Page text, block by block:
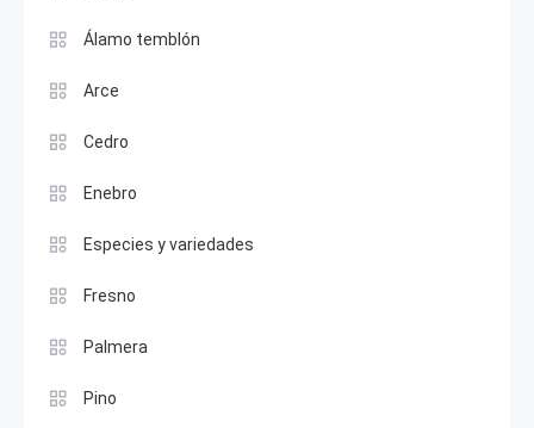
Álamo temblón
Arce
Cedro
Enebro
Especies y variedades
Fresno
Palmera
Pino